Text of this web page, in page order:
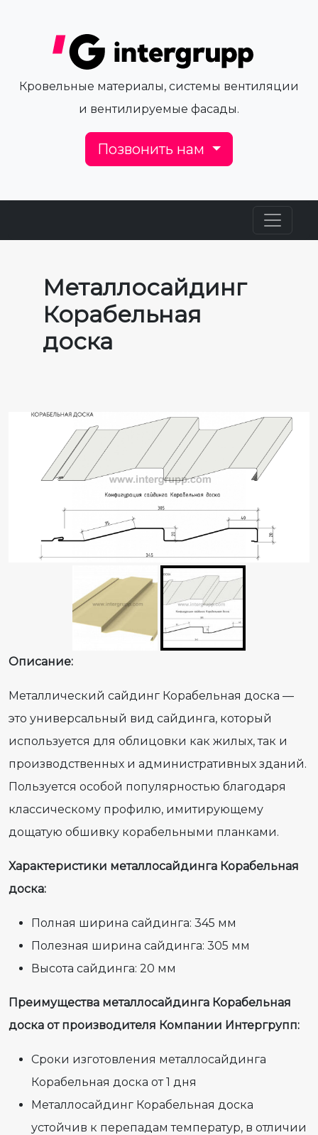
Кровельные материалы, системы вентиляции
и вентилируемые фасады.
Позвонить нам
Металлосайдинг
Корабельная
доска
Описание:
Металлический сайдинг Корабельная доска —
это универсальный вид сайдинга, который
используется для облицовки как жилых, так и
производственных и административных зданий.
Пользуется особой популярностью благодаря
классическому профилю, имитирующему
дощатую обшивку корабельными планками.
Характеристики металлосайдинга Корабельная
доска:
Полная ширина сайдинга: 345 мм
Полезная ширина сайдинга: 305 мм
Высота сайдинга: 20 мм
Преимущества металлосайдинга Корабельная
доска от производителя Компании Интергрупп:
Сроки изготовления металлосайдинга
Корабельная доска от 1 дня
Металлосайдинг Корабельная доска
устойчив к перепадам температур, в отличии